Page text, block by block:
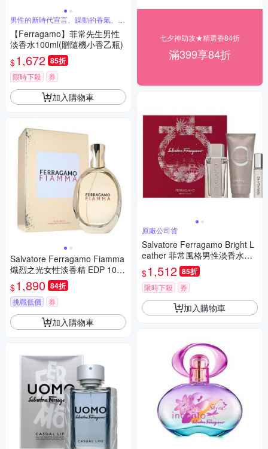
男性的新時代宣言、躁動的香氣、自
由的靈魂
【Ferragamo】菲常先生男性
淡香水100ml(贈隨機小香乙瓶)
$1,672 85折
限時下殺 券
加入購物車
Salvatore Ferragamo Fiamma
熾烈之光女性淡香精 EDP 100
ml 平行輸入
$1,890 84折
挑戰低價 券
加入購物車
七夕神助攻★精選香84折
滿399享84折
原廠公司貨
Salvatore Ferragamo Bright L
eather 菲常風格男性淡香水假
期禮盒(100ml + 10ml + 100ml
) (原廠公司貨) 期限2027/07
$1,512 85折
限時下殺 券
加入購物車